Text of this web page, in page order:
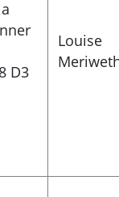
D3
Louise